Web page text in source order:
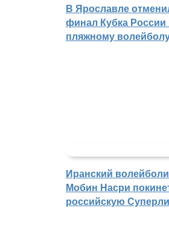
В Ярославле
финал Кубка России
пляжному
Иранский
Мобин Насри
российскую